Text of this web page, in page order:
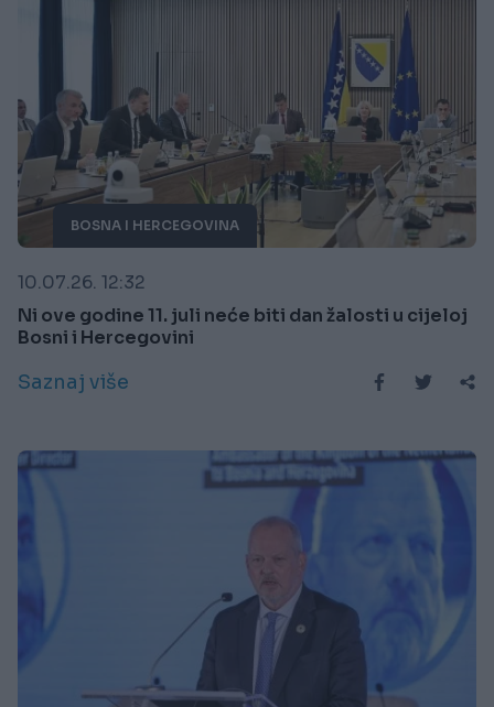
BOSNA I HERCEGOVINA
10.07.26. 12:32
Ni ove godine 11. juli neće biti dan žalosti u cijeloj
Bosni i Hercegovini
Saznaj više